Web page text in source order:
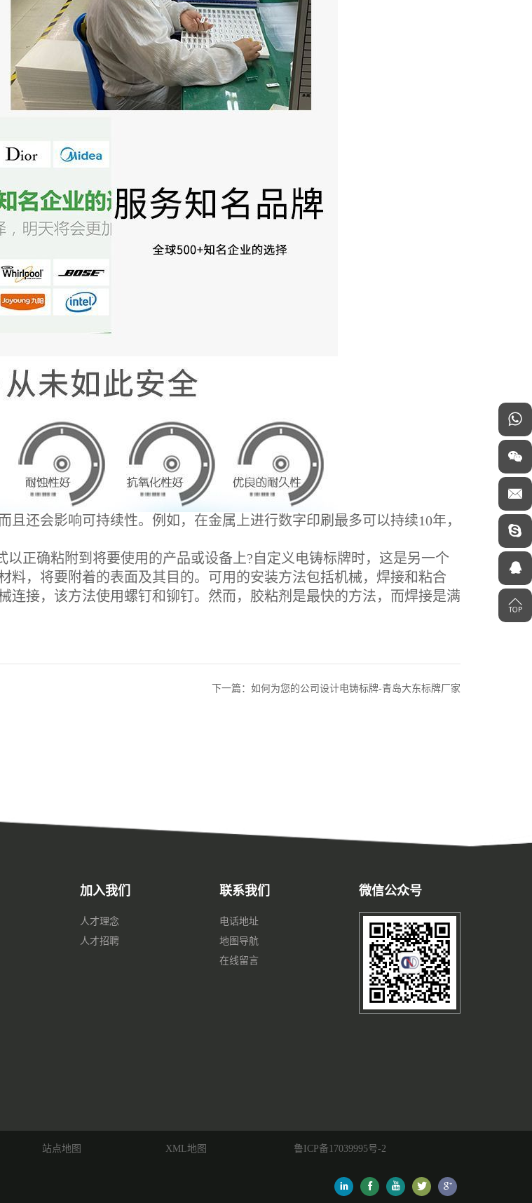
会影响可持续性。例如，在金属上进行数字印刷最多可以持续10年，
以正确粘附到将要使用的产品或设备上?自定义电铸标牌时，这是另一个
料，将要附着的表面及其目的。可用的安装方法包括机械，焊接和粘合
连接，该方法使用螺钉和铆钉。然而，胶粘剂是最快的方法，而焊接是满
下一篇：如何为您的公司设计电铸标牌-青岛大东标牌厂家
加入我们
人才理念
人才招聘
联系我们
电话地址
地图导航
在线留言
微信公众号
站点地图 XML地图
鲁ICP备17039995号-2